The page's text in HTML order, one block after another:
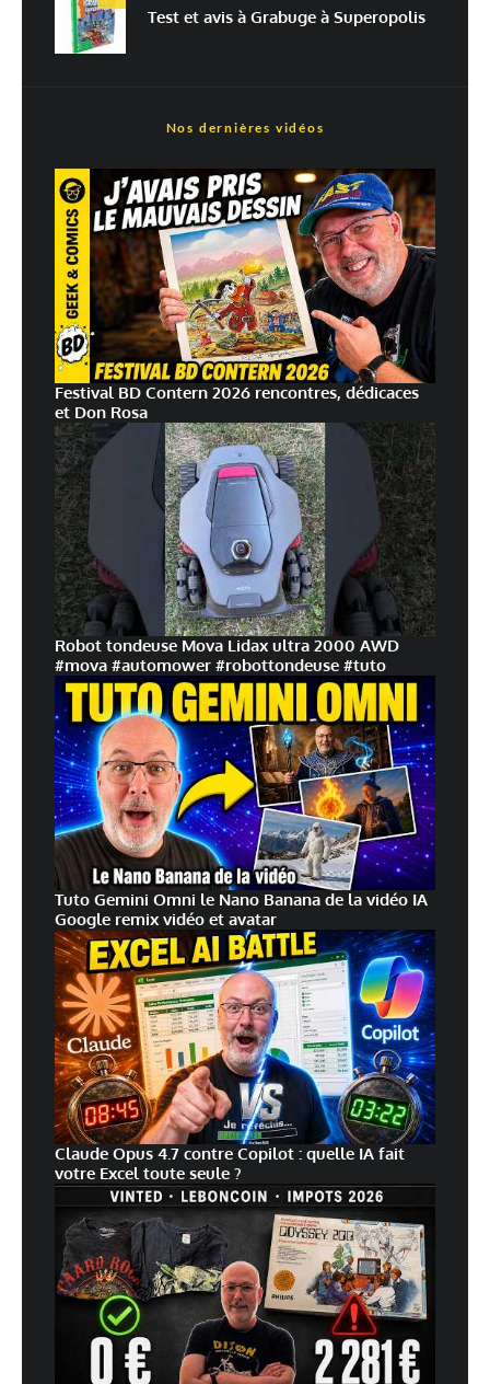
Test et avis à Grabuge à Superopolis
Nos dernières vidéos
Festival BD Contern 2026 rencontres, dédicaces
et Don Rosa
Robot tondeuse Mova Lidax ultra 2000 AWD
#mova #automower #robottondeuse #tuto
Tuto Gemini Omni le Nano Banana de la vidéo IA
Google remix vidéo et avatar
Claude Opus 4.7 contre Copilot : quelle IA fait
votre Excel toute seule ?